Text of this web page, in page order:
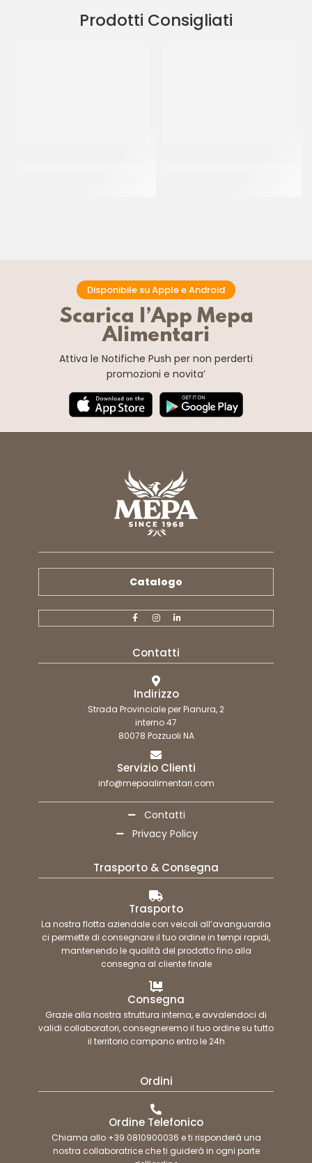
Prodotti Consigliati
Disponibile su Apple e Android
Scarica l’App Mepa
Alimentari
Attiva le Notifiche Push per non perderti
promozioni e novita’
Catalogo
Contatti
Indirizzo
Strada Provinciale per Pianura, 2
interno 47
80078 Pozzuoli NA
Servizio Clienti
info@mepaalimentari.com
Contatti
Privacy Policy
Trasporto & Consegna
Trasporto
La nostra flotta aziendale con veicoli all’avanguardia
ci permette di consegnare il tuo ordine in tempi rapidi,
mantenendo le qualità del prodotto fino alla
consegna al cliente finale
Consegna
Grazie alla nostra struttura interna, e avvalendoci di
validi collaboratori, consegneremo il tuo ordine su tutto
il territorio campano entro le 24h
Ordini
Ordine Telefonico
Chiama allo +39 0810900036 e ti risponderà una
nostra collaboratrice che ti guiderà in ogni parte